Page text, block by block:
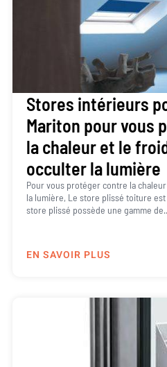
Stores intérieurs
Mariton pour vous
la chaleur et le
occulter la lumière
Pour vous protéger contre la
la lumière, Le store plissé toiture
store plissé possède une gamme
EN SAVOIR PLUS